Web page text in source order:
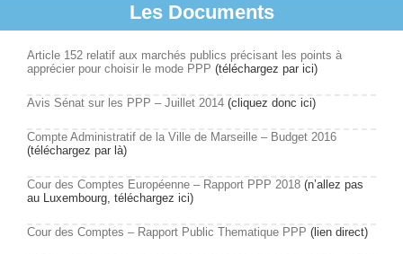
Les Documents
Article 152 relatif aux marchés publics précisant les points à
apprécier pour choisir le mode PPP (téléchargez par ici)
Avis Sénat sur les PPP – Juillet 2014 (cliquez donc ici)
Compte Administratif de la Ville de Marseille – Budget 2016
(téléchargez par là)
Cour des Comptes Européenne – Rapport PPP 2018 (n’allez pas
au Luxembourg, téléchargez ici)
Cour des Comptes – Rapport Public Thematique PPP (lien direct)